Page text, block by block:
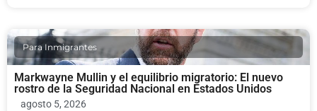
Para Inmigrantes
Markwayne Mullin y el equilibrio migratorio: El nuevo
rostro de la Seguridad Nacional en Estados Unidos
agosto 5, 2026